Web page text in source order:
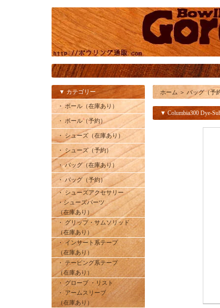
▼ カテゴリー
・ ボール（在庫あり）
・ ボール（予約）
・ シューズ（在庫あり）
・ シューズ（予約）
・ バッグ（在庫あり）
・ バッグ（予約）
・ シューズアクセサリー
・シューズパーツ
（在庫あり）
・ グリップ・サムソリッド
（在庫あり）
・ インサート系テープ
（在庫あり）
・ テーピング系テープ
（在庫あり）
・ グローブ ・リスト
・ アームスリーブ
（在庫あり）
ホーム ＞ バッグ（予
▼ Columbia300 Dye-